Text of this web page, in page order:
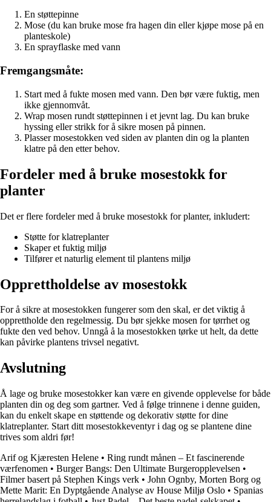
En støttepinne
Mose (du kan bruke mose fra hagen din eller kjøpe mose på en
planteskole)
En sprayflaske med vann
Fremgangsmåte:
Start med å fukte mosen med vann. Den bør være fuktig, men
ikke gjennomvåt.
Wrap mosen rundt støttepinnen i et jevnt lag. Du kan bruke
hyssing eller strikk for å sikre mosen på pinnen.
Plasser mosestokken ved siden av planten din og la planten
klatre på den etter behov.
Fordeler med å bruke mosestokk for
planter
Det er flere fordeler med å bruke mosestokk for planter, inkludert:
Støtte for klatreplanter
Skaper et fuktig miljø
Tilfører et naturlig element til plantens miljø
Opprettholdelse av mosestokk
For å sikre at mosestokken fungerer som den skal, er det viktig å
opprettholde den regelmessig. Du bør sjekke mosen for tørrhet og
fukte den ved behov. Unngå å la mosestokken tørke ut helt, da dette
kan påvirke plantens trivsel negativt.
Avslutning
Å lage og bruke mosestokker kan være en givende opplevelse for både
planten din og deg som gartner. Ved å følge trinnene i denne guiden,
kan du enkelt skape en støttende og dekorativ støtte for dine
klatreplanter. Start ditt mosestokkeventyr i dag og se plantene dine
trives som aldri før!
Arif og Kjæresten Helene • Ring rundt månen – Et fascinerende
værfenomen • Burger Bangs: Den Ultimate Burgeropplevelsen •
Filmer basert på Stephen Kings verk • John Ognby, Morten Borg og
Mette Marit: En Dyptgående Analyse av House Miljø Oslo • Spanias